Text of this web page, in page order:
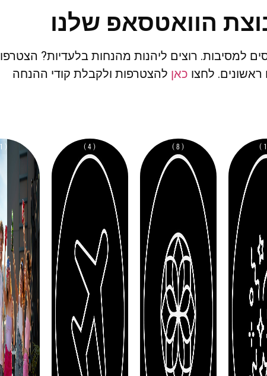
הוואטסאפ שלנו
למסיבות. רוצים ליהנות מהנחות בלעדיות? הצטרפו
לחצו כאן להצטרפות ולקבלת קודי ההנחה
( 8 )
( 4 )
( 1 )